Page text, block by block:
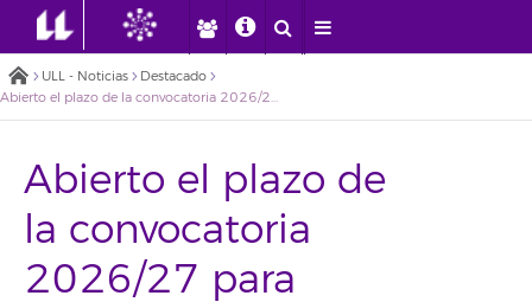
ULL - Noticias
Destacado
Abierto el plazo de la convocatoria 2026/27 para organizar programas intensivos combinados (BIP) de STARS EU
Abierto el plazo de
la convocatoria
2026/27 para